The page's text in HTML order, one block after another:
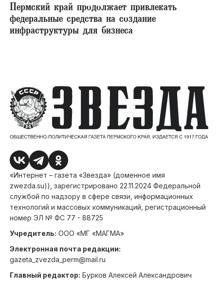
Пермский край продолжает привлекать
федеральные средства на создание
инфраструктуры для бизнеса
«Интернет – газета «Звезда» (доменное имя
zwezda.su)), зарегистрировано 22.11.2024 Федеральной
службой по надзору в сфере связи, информационных
технологий и массовых коммуникаций, регистрационный
номер ЭЛ № ФС 77 - 88725
Учредитель: ООО «МГ «МАГМА»
Электронная почта редакции:
gazeta_zvezda_perm@mail.ru
Главный редактор: Бурков Алексей Александрович